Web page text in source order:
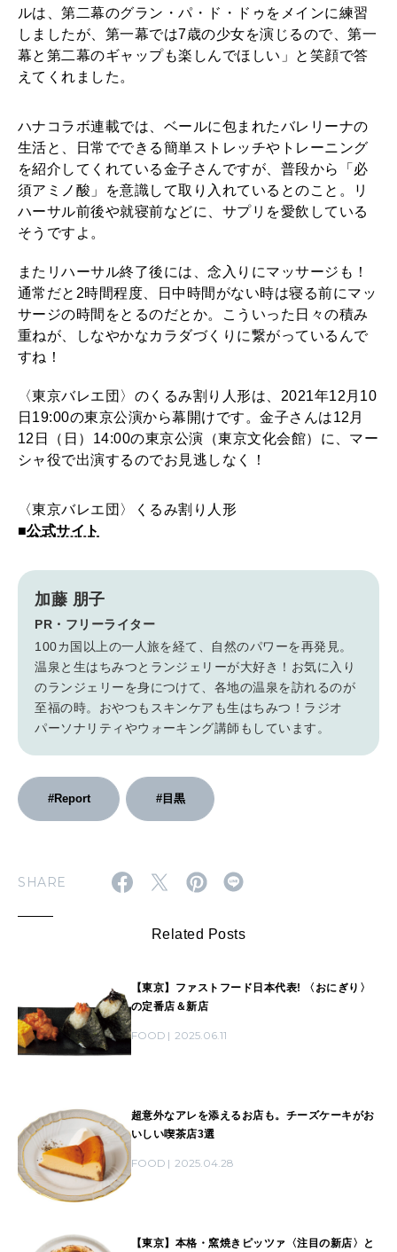
ルは、第二幕のグラン・パ・ド・ドゥをメインに練習
しましたが、第一幕では7歳の少女を演じるので、第一
幕と第二幕のギャップも楽しんでほしい」と笑顔で答
えてくれました。
ハナコラボ連載では、ベールに包まれたバレリーナの
生活と、日常でできる簡単ストレッチやトレーニング
を紹介してくれている金子さんですが、普段から「必
須アミノ酸」を意識して取り入れているとのこと。リ
ハーサル前後や就寝前などに、サプリを愛飲している
そうですよ。
またリハーサル終了後には、念入りにマッサージも！
通常だと2時間程度、日中時間がない時は寝る前にマッ
サージの時間をとるのだとか。こういった日々の積み
重ねが、しなやかなカラダづくりに繋がっているんで
すね！
〈東京バレエ団〉のくるみ割り人形は、2021年12月10
日19:00の東京公演から幕開けです。金子さんは12月
12日（日）14:00の東京公演（東京文化会館）に、マー
シャ役で出演するのでお見逃しなく！
〈東京バレエ団〉くるみ割り人形
■公式サイト
加藤 朋子
PR・フリーライター
100カ国以上の一人旅を経て、自然のパワーを再発見。
温泉と生はちみつとランジェリーが大好き！お気に入り
のランジェリーを身につけて、各地の温泉を訪れるのが
至福の時。おやつもスキンケアも生はちみつ！ラジオ
パーソナリティやウォーキング講師もしています。
#Report #目黒
SHARE
Related Posts
【東京】ファストフード日本代表! 〈おにぎり〉
の定番店＆新店
FOOD 2025.06.11
超意外なアレを添えるお店も。チーズケーキがお
いしい喫茶店3選
FOOD 2025.04.28
【東京】本格・窯焼きピッツァ〈注目の新店〉と